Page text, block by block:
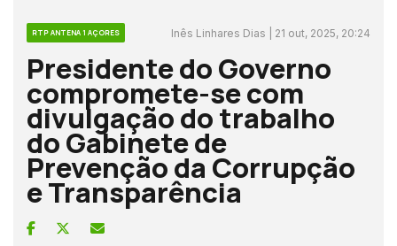
RTP ANTENA 1 AÇORES Inês Linhares Dias | 21 out, 2025, 20:24
Presidente do Governo
compromete-se com
divulgação do trabalho
do Gabinete de
Prevenção da Corrupção
e Transparência